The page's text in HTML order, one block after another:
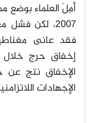
أمِلَ العلماء بوضع
2007، لكن
فقد عانى
إخفاق حرج خلال
الإخفاق نتج عن
الإجهادات